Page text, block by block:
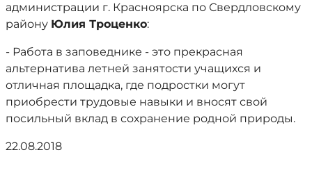
администрации г. Красноярска по Свердловскому
району Юлия Троценко:
- Работа в заповеднике - это прекрасная
альтернатива летней занятости учащихся и
отличная площадка, где подростки могут
приобрести трудовые навыки и вносят свой
посильный вклад в сохранение родной природы.
22.08.2018